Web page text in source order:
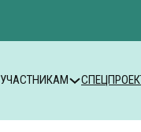
УЧАСТНИКАМ